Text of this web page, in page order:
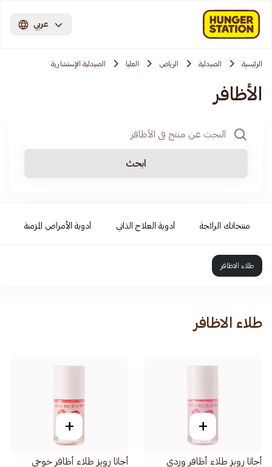
عربي
الرئيسية الصيدلية الرياض العليا الصيدلية الإستشارية
الأظافر
ابحث
منتجاتك الرائجة أدوية العلاج الذاتي أدوية الأمراض المزمنة
طلاء الاظافر
طلاء الاظافر
+
أجاثا رويز طلاء أظافر وردي
+
أجاثا رويز طلاء أظافر خوخي